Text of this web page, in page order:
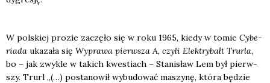
W pol­skiej pro­zie zaczę­ło się w roku 1965, kie­dy w tomie Cybe­
ria­da uka­za­ła się Wypra­wa pierw­sza A, czy­li Elek­try­bałt Trur­la,
bo – jak zwy­kle w takich kwe­stiach – Sta­ni­sław Lem był pierw­
szy. Trurl „(…) posta­no­wił wybu­do­wać maszy­nę, któ­ra będzie